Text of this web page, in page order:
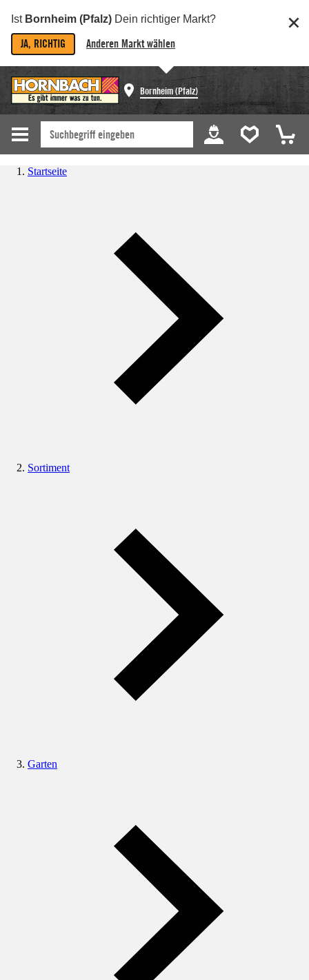
Ist Bornheim (Pfalz) Dein richtiger Markt?
JA, RICHTIG Anderen Markt wählen
Bornheim (Pfalz)
Startseite
Sortiment
Garten